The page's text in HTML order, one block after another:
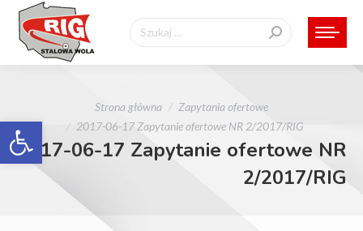
Otwórz pasek narzędzi
Szukaj:
Strona główna
Zapytania ofertowe
2017-06-17 Zapytanie ofertowe NR 2/2017/RIG
2017-06-17 Zapytanie ofertowe NR
2/2017/RIG